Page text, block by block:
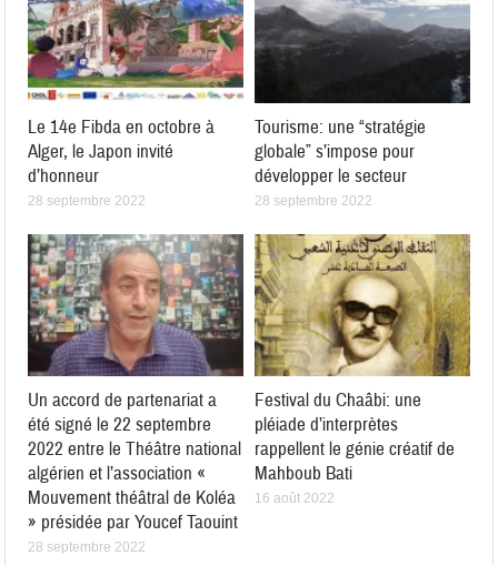
Le 14e Fibda en octobre à
Alger, le Japon invité
d’honneur
28 septembre 2022
Tourisme: une “stratégie
globale” s’impose pour
développer le secteur
28 septembre 2022
Un accord de partenariat a
été signé le 22 septembre
2022 entre le Théâtre national
algérien et l’association «
Mouvement théâtral de Koléa
» présidée par Youcef Taouint
28 septembre 2022
Festival du Chaâbi: une
pléiade d’interprètes
rappellent le génie créatif de
Mahboub Bati
16 août 2022